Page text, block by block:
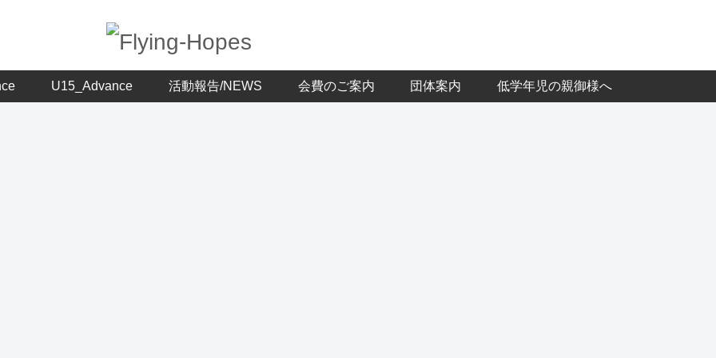
U15_Advance 活動報告/NEWS 会費のご案内 団体案内 低学年児の親御様へ